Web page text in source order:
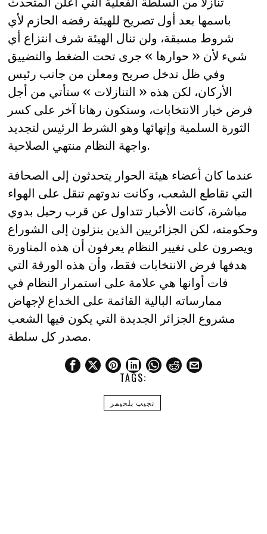
باسمها بعد أول تصريح للهيئة رفضه الحازم لأي
شروط مسبقة، ولن تنال الهيئة شرف انتزاع أي
شيء لأن « حوارها » جرى تحت الضغط والتضييق
وفي ظل تدخل صريح ومعلن من جانب رئيس
الأركان، لكن هذه « التنازلات » ستأتي من أجل
فرض خيار الانتخابات، وستكون رهانا آخر على كسر
الثورة السلمية وإنهائها وهو الشرط الرئيس لتجديد
واجهة النظام منتهي الصلاحية.
عندما كان أعضاء هيئة الحوار يتحدثون إلى الصحافة
التي تقاطع الشعب، وكانت ندوتهم تنقل على الهواء
مباشرة، كانت الأخبار تتداول عن قرب رحيل بدوي
وحكومته، لكن الجزائريين الذين ينزلون إلى الشوراع
ويصرون على تغيير النظام يعرفون أن هذه المناورة
هدفها فرض الانتخابات فقط، وأن هذه الورقة التي
فات أوانها هي علامة على استمرار النظام في
ممارساته البالية القائمة على الخداع لإجهاض
مشروع الجزائر الجديدة التي يكون فيها الشعب
مصدر كل سلطة.
TAGS:
نجيب بلحيمر